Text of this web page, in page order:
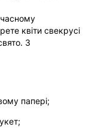
квіти свекрусі
З
папері;